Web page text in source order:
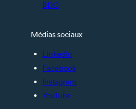
BDC
Médias sociaux
LinkedIn
Facebook
Instagram
YouTube